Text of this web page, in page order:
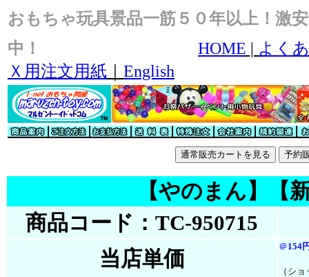
おもちゃ玩具景品一筋５０年以上！激
中！
HOME | よく
Ｘ用注文用紙
English
【やのまん】【
商品コード：TC-950715
当店単価
＠154
（シ